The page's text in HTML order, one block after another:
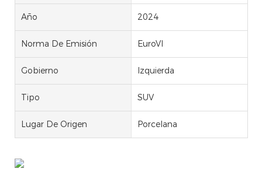
Año 2024
Norma De Emisión EuroVI
Gobierno Izquierda
Tipo SUV
Lugar De Origen Porcelana